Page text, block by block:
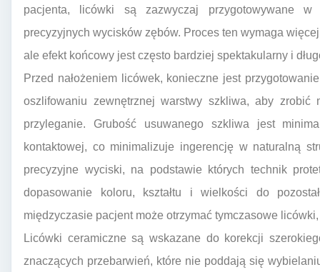
pacjenta, licówki są zazwyczaj przygotowywane w
precyzyjnych wycisków zębów. Proces ten wymaga
ale efekt końcowy jest często bardziej spektakularny i
Przed nałożeniem licówek, konieczne jest
oszlifowaniu zewnętrznej warstwy szkliwa, aby
przyleganie. Grubość usuwanego szkliwa jest
kontaktowej, co minimalizuje ingerencję w naturalną
precyzyjne wyciski, na podstawie których technik
dopasowanie koloru, kształtu i wielkości do
międzyczasie pacjent może otrzymać tymczasowe
Licówki ceramiczne są wskazane do korekcji
znaczących przebarwień, które nie poddają się